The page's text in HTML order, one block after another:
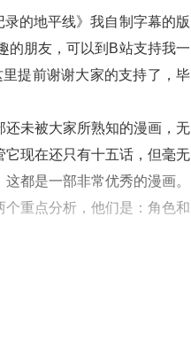
的地平线》我自制字幕的版
的朋友，可以到B站支持我一
提前谢谢大家的支持了，毕
未被大家所熟知的漫画，无
现在还只有十五话，但毫无
都是一部非常优秀的漫画。
重点分析，他们是：角色和